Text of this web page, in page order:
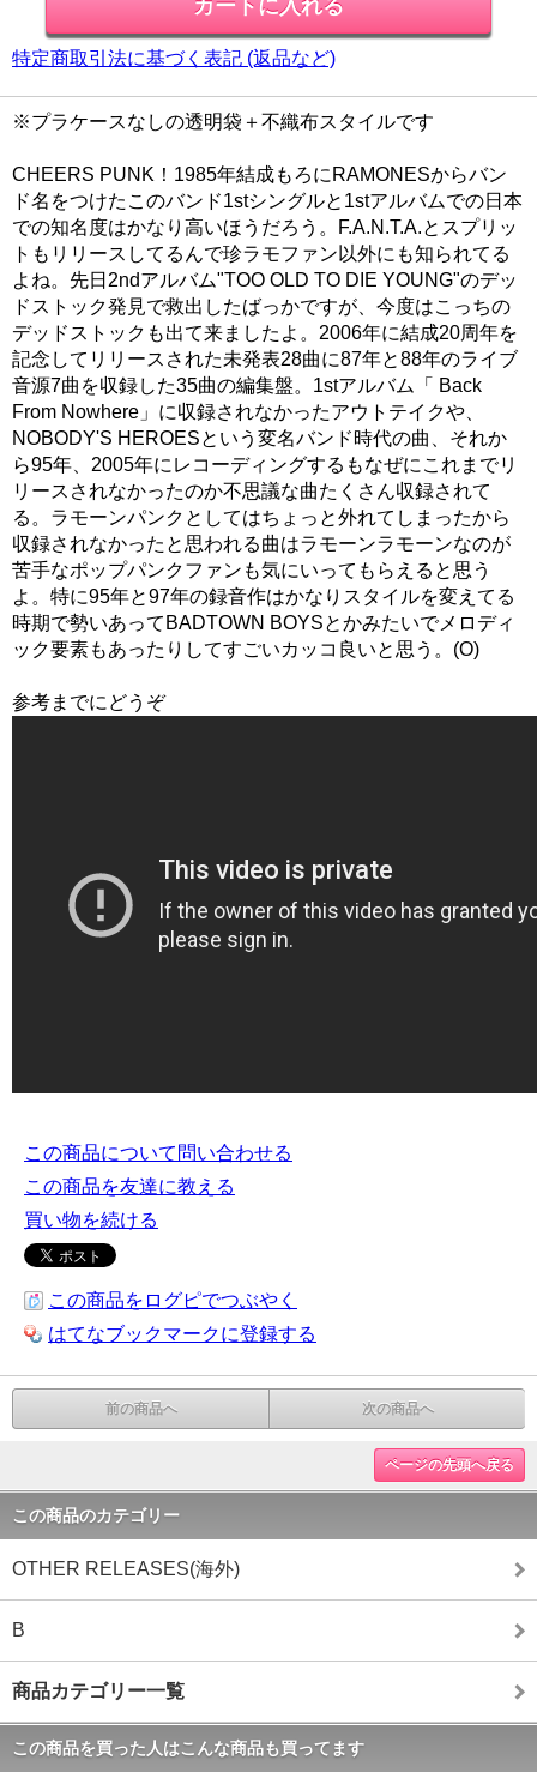
特定商取引法に基づく表記 (返品など)
※プラケースなしの透明袋＋不織布スタイルです
CHEERS PUNK！1985年結成もろにRAMONESからバン
ド名をつけたこのバンド1stシングルと1stアルバムでの日本
での知名度はかなり高いほうだろう。F.A.N.T.A.とスプリッ
トもリリースしてるんで珍ラモファン以外にも知られてる
よね。先日2ndアルバム"TOO OLD TO DIE YOUNG"のデッ
ドストック発見で救出したばっかですが、今度はこっちの
デッドストックも出て来ましたよ。2006年に結成20周年を
記念してリリースされた未発表28曲に87年と88年のライブ
音源7曲を収録した35曲の編集盤。1stアルバム「 Back
From Nowhere」に収録されなかったアウトテイクや、
NOBODY'S HEROESという変名バンド時代の曲、それか
ら95年、2005年にレコーディングするもなぜにこれまでリ
リースされなかったのか不思議な曲たくさん収録されて
る。ラモーンパンクとしてはちょっと外れてしまったから
収録されなかったと思われる曲はラモーンラモーンなのが
苦手なポップパンクファンも気にいってもらえると思う
よ。特に95年と97年の録音作はかなりスタイルを変えてる
時期で勢いあってBADTOWN BOYSとかみたいでメロディ
ック要素もあったりしてすごいカッコ良いと思う。(O)
参考までにどうぞ
この商品について問い合わせる
この商品を友達に教える
買い物を続ける
この商品をログピでつぶやく
はてなブックマークに登録する
前の商品へ 次の商品へ
ページの先頭へ戻る
この商品のカテゴリー
OTHER RELEASES(海外)
B
商品カテゴリー一覧
この商品を買った人はこんな商品も買ってます